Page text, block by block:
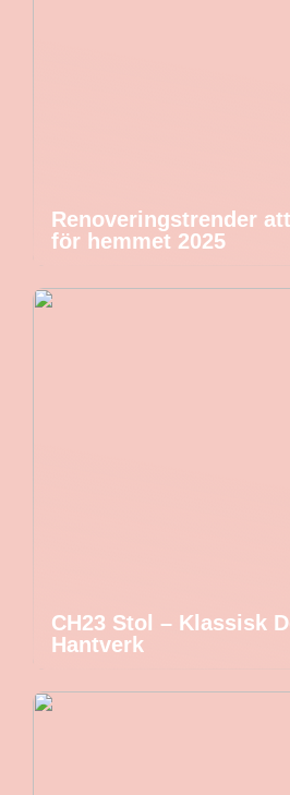
Renoveringstrender
för hemmet 2025
CH23 Stol – Klassisk
Hantverk